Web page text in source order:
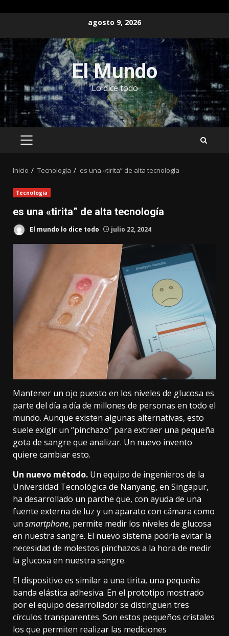
contenido
agosto 9, 2026
El Mundo
Lo dice todo
MENÚ
Inicio Tecnología es una «tirita” de alta tecnología
Tecnología
es una «tirita” de alta tecnología
El mundo lo dice todo julio 22, 2024
Mantener un ojo puesto en los niveles de glucosa es
parte del día a día de millones de personas en todo el
mundo. Aunque existen algunas alternativas, esto
suele exigir un “pinchazo” para extraer una pequeña
gota de sangre que analizar. Un nuevo invento
quiere cambiar esto.
Un nuevo método. Un equipo de ingenieros de la
Universidad Tecnológica de Nanyang, en Singapur,
ha desarrollado un parche que, con ayuda de una
fuente externa de luz y un aparato con cámara como
un smartphone, permite medir los niveles de glucosa
en nuestra sangre. El nuevo sistema podría evitar la
necesidad de molestos pinchazos a la hora de medir
la glucosa en nuestra sangre.
El dispositivo es similar a una tirita, una pequeña
banda elástica adhesiva. En el prototipo mostrado
por el equipo desarrollador se distinguen tres
círculos transparentes. Son estos pequeños cristales
los que permiten realizar las mediciones